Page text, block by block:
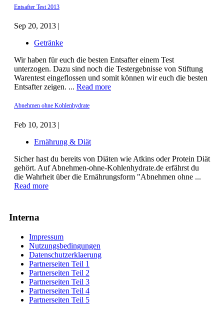
Entsafter Test 2013
Sep 20, 2013 |
Getränke
Wir haben für euch die besten Entsafter einem Test
unterzogen. Dazu sind noch die Testergebnisse von Stiftung
Warentest eingeflossen und somit können wir euch die besten
Entsafter zeigen. ... Read more
Abnehmen ohne Kohlenhydrate
Feb 10, 2013 |
Ernährung & Diät
Sicher hast du bereits von Diäten wie Atkins oder Protein Diät
gehört. Auf Abnehmen-ohne-Kohlenhydrate.de erfährst du
die Wahrheit über die Ernährungsform "Abnehmen ohne ...
Read more
Interna
Impressum
Nutzungsbedingungen
Datenschutzerklaerung
Partnerseiten Teil 1
Partnerseiten Teil 2
Partnerseiten Teil 3
Partnerseiten Teil 4
Partnerseiten Teil 5